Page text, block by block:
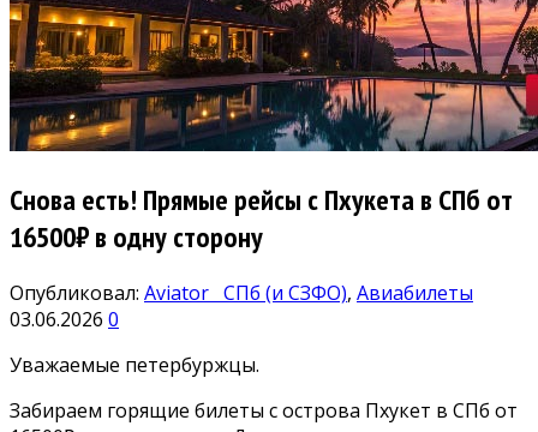
Снова есть! Прямые рейсы c Пхукета в СПб от
16500₽ в одну сторону
Опубликовал: Aviator СПб (и СЗФО), Авиабилеты
03.06.2026 0
Уважаемые петербуржцы.
Забираем горящие билеты с острова Пхукет в СПб от